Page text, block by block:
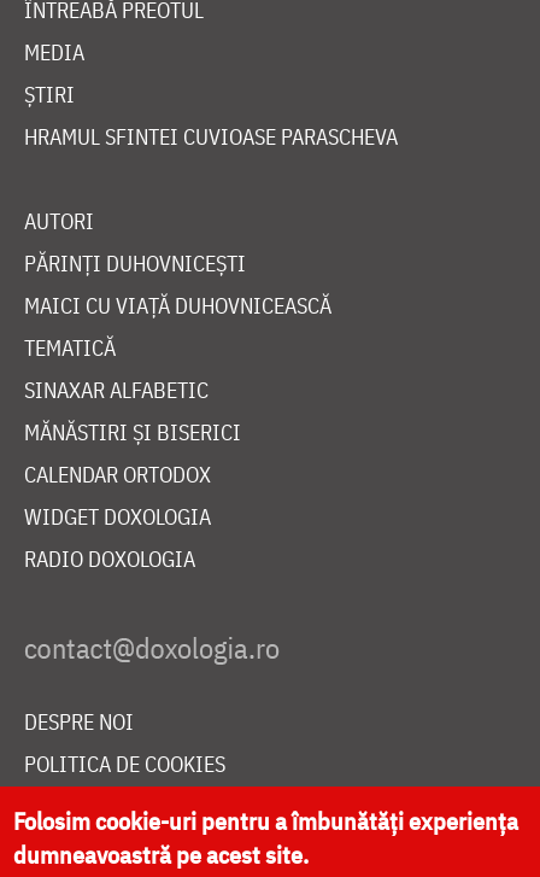
ÎNTREABĂ PREOTUL
MEDIA
ȘTIRI
HRAMUL SFINTEI CUVIOASE PARASCHEVA
AUTORI
PĂRINȚI DUHOVNICEȘTI
MAICI CU VIAȚĂ DUHOVNICEASCĂ
TEMATICĂ
SINAXAR ALFABETIC
MĂNĂSTIRI ȘI BISERICI
CALENDAR ORTODOX
WIDGET DOXOLOGIA
RADIO DOXOLOGIA
DESPRE NOI
POLITICA DE COOKIES
DONEAZĂ ONLINE PENTRU CATEDRALA NAȚIONALĂ
Folosim cookie-uri pentru a îmbunătăți experiența
dumneavoastră pe acest site.